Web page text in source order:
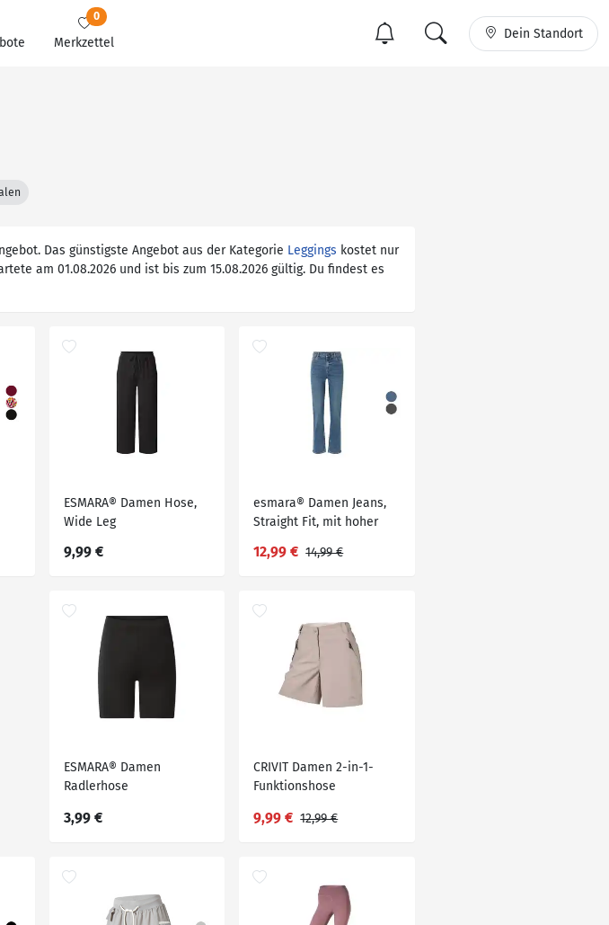
Merkzettel
0
Dein Standort
Das günstigste Angebot aus der Kategorie Leggings kostet nur
am 01.08.2026 und ist bis zum 15.08.2026 gültig. Du findest es
ESMARA® Damen Hose,
Wide Leg
9,99 €
esmara® Damen Jeans,
Straight Fit, mit hoher
12,99 € 14,99 €
ESMARA® Damen
Radlerhose
3,99 €
CRIVIT Damen 2-in-1-
Funktionshose
9,99 € 12,99 €